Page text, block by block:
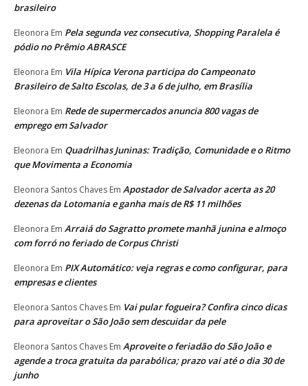
brasileiro
Eleonora Em Pela segunda vez consecutiva, Shopping Paralela é
pódio no Prêmio ABRASCE
Eleonora Em Vila Hípica Verona participa do Campeonato
Brasileiro de Salto Escolas, de 3 a 6 de julho, em Brasília
Eleonora Em Rede de supermercados anuncia 800 vagas de
emprego em Salvador
Eleonora Em Quadrilhas Juninas: Tradição, Comunidade e o Ritmo
que Movimenta a Economia
Eleonora Santos Chaves Em Apostador de Salvador acerta as 20
dezenas da Lotomania e ganha mais de R$ 11 milhões
Eleonora Em Arraiá do Sagratto promete manhã junina e almoço
com forró no feriado de Corpus Christi
Eleonora Em PIX Automático: veja regras e como configurar, para
empresas e clientes
Eleonora Santos Chaves Em Vai pular fogueira? Confira cinco dicas
para aproveitar o São João sem descuidar da pele
Eleonora Santos Chaves Em Aproveite o feriadão do São João e
agende a troca gratuita da parabólica; prazo vai até o dia 30 de
junho